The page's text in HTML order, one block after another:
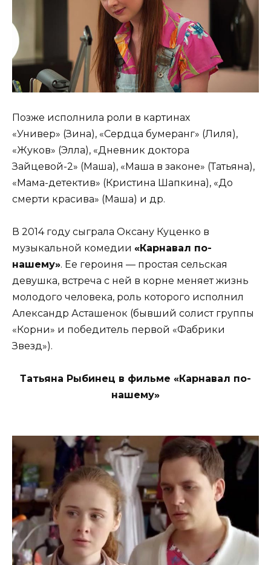
Позже исполнила роли в картинах
«Универ» (Зина), «Сердца бумеранг» (Лиля),
«Жуков» (Элла), «Дневник доктора
Зайцевой-2» (Маша), «Маша в законе» (Татьяна),
«Мама-детектив» (Кристина Шапкина), «До
смерти красива» (Маша) и др.
В 2014 году сыграла Оксану Куценко в
музыкальной комедии «Карнавал по-
нашему». Ее героиня — простая сельская
девушка, встреча с ней в корне меняет жизнь
молодого человека, роль которого исполнил
Александр Асташенок (бывший солист группы
«Корни» и победитель первой «Фабрики
Звезд»).
Татьяна Рыбинец в фильме «Карнавал по-
нашему»